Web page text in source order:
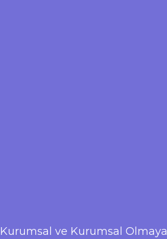
Kurumsal ve Kurumsal